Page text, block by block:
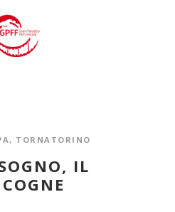
, TORNATORINO
IL